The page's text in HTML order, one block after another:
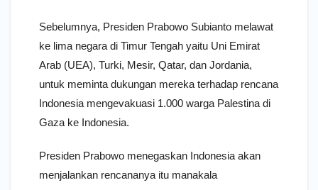
Sebelumnya, Presiden Prabowo Subianto melawat
ke lima negara di Timur Tengah yaitu Uni Emirat
Arab (UEA), Turki, Mesir, Qatar, dan Jordania,
untuk meminta dukungan mereka terhadap rencana
Indonesia mengevakuasi 1.000 warga Palestina di
Gaza ke Indonesia.
Presiden Prabowo menegaskan Indonesia akan
menjalankan rencananya itu manakala